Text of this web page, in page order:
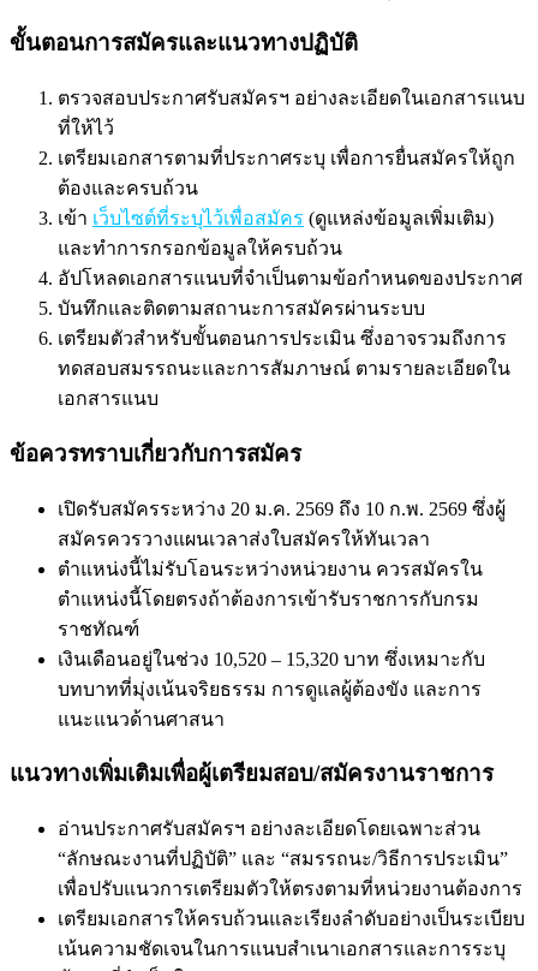
ขั้นตอนการสมัครและแนวทางปฏิบัติ
ตรวจสอบประกาศรับสมัครฯ อย่างละเอียดในเอกสารแนบ
ที่ให้ไว้
เตรียมเอกสารตามที่ประกาศระบุ เพื่อการยื่นสมัครให้ถูก
ต้องและครบถ้วน
เข้า เว็บไซต์ที่ระบุไว้เพื่อสมัคร (ดูแหล่งข้อมูลเพิ่มเติม)
และทำการกรอกข้อมูลให้ครบถ้วน
อัปโหลดเอกสารแนบที่จำเป็นตามข้อกำหนดของประกาศ
บันทึกและติดตามสถานะการสมัครผ่านระบบ
เตรียมตัวสำหรับขั้นตอนการประเมิน ซึ่งอาจรวมถึงการ
ทดสอบสมรรถนะและการสัมภาษณ์ ตามรายละเอียดใน
เอกสารแนบ
ข้อควรทราบเกี่ยวกับการสมัคร
เปิดรับสมัครระหว่าง 20 ม.ค. 2569 ถึง 10 ก.พ. 2569 ซึ่งผู้
สมัครควรวางแผนเวลาส่งใบสมัครให้ทันเวลา
ตำแหน่งนี้ไม่รับโอนระหว่างหน่วยงาน ควรสมัครใน
ตำแหน่งนี้โดยตรงถ้าต้องการเข้ารับราชการกับกรม
ราชทัณฑ์
เงินเดือนอยู่ในช่วง 10,520 – 15,320 บาท ซึ่งเหมาะกับ
บทบาทที่มุ่งเน้นจริยธรรม การดูแลผู้ต้องขัง และการ
แนะแนวด้านศาสนา
แนวทางเพิ่มเติมเพื่อผู้เตรียมสอบ/สมัครงานราชการ
อ่านประกาศรับสมัครฯ อย่างละเอียดโดยเฉพาะส่วน
“ลักษณะงานที่ปฏิบัติ” และ “สมรรถนะ/วิธีการประเมิน”
เพื่อปรับแนวการเตรียมตัวให้ตรงตามที่หน่วยงานต้องการ
เตรียมเอกสารให้ครบถ้วนและเรียงลำดับอย่างเป็นระเบียบ
เน้นความชัดเจนในการแนบสำเนาเอกสารและการระบุ